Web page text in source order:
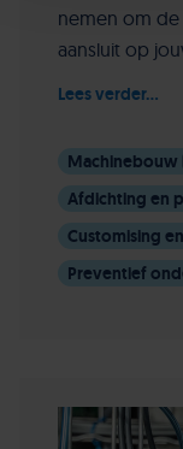
nemen om
aansluit op
Lees verder...
Machinebouw
Afdichting en
Customising
Preventief